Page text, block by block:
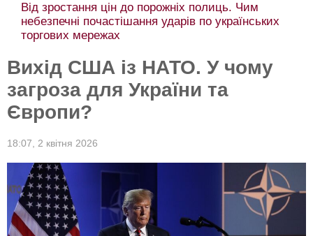
Від зростання цін до порожніх полиць. Чим
небезпечні почастішання ударів по українських
торгових мережах
Вихід США із НАТО. У чому
загроза для України та
Європи?
18:07, 2 квітня 2026